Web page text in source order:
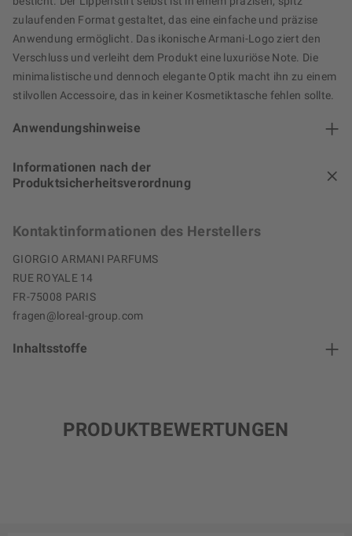
zulaufenden Format gestaltet, das eine einfache und präzise
Anwendung ermöglicht. Das ikonische Armani-Logo ziert den
Verschluss und verleiht dem Produkt eine luxuriöse Note. Die
minimalistische und dennoch elegante Optik macht ihn zu einem
stilvollen Accessoire, das in keiner Kosmetiktasche fehlen sollte.
Anwendungshinweise
Informationen nach der
Produktsicherheitsverordnung
Kontaktinformationen des Herstellers
GIORGIO ARMANI PARFUMS
RUE ROYALE 14
FR-75008 PARIS
fragen@loreal-group.com
Inhaltsstoffe
PRODUKTBEWERTUNGEN